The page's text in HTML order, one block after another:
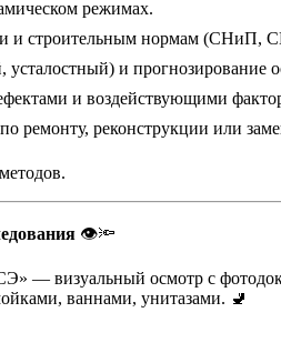
режимах.
и строительным нормам (СНиП,
и прогнозирование
и воздействующими
ремонту, реконструкции или
👁️🔦
— визуальный осмотр с
ваннами, унитазами. 🚽